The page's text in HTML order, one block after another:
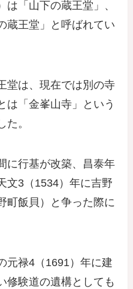
「山下の蔵王堂」、
蔵王堂」と呼ばれてい
堂は、現在では別の寺
は「金峯山寺」という
。
に行基が改築、昌泰年
文3（1534）年に吉野
町飯貝）と争った際に
元禄4（1691）年に建
修験道の遺構としても